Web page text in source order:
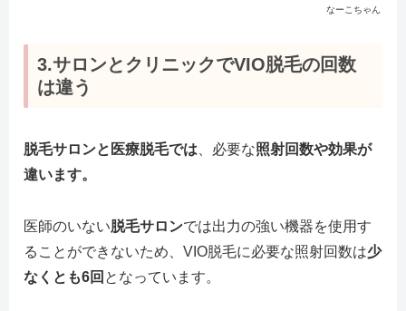
なーこちゃん
3.サロンとクリニックでVIO脱毛の回数
は違う
脱毛サロンと医療脱毛では 、必要な照射回数や効果が
違います。
医師のいない脱毛サロンでは出力の強い機器を使用す
ることができないため、VIO脱毛に必要な照射回数は少
なくとも6回 となっています。